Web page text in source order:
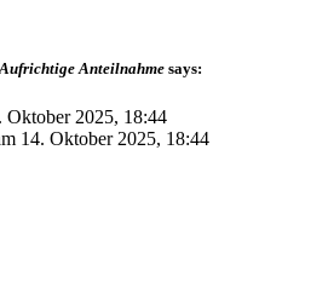
Anteilnahme says:
Oktober 2025, 18:44
14. Oktober 2025, 18:44